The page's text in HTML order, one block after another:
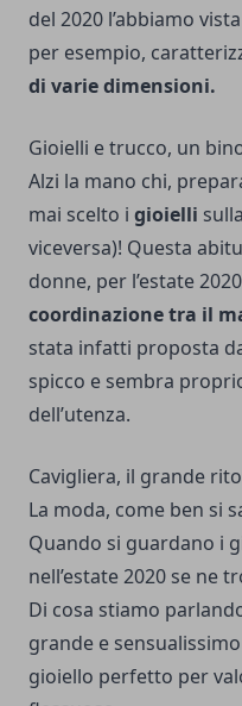
del 2020 l’abbiamo
per esempio,
di varie dimensioni.
Gioielli e trucco, un
Alzi la mano chi,
mai scelto i gioielli
viceversa)! Questa
donne, per l’estate
coordinazione tra il
stata infatti proposta
spicco e sembra
dell’utenza.
Cavigliera, il grande
La moda, come ben si
Quando si guardano i
nell’estate 2020 se ne
Di cosa stiamo
grande e
gioiello perfetto per